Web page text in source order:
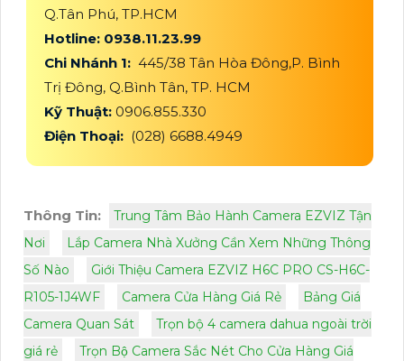
Q.Tân Phú, TP.HCM
Hotline: 0938.11.23.99
Chi Nhánh 1: 445/38 Tân Hòa Đông,P. Bình
Trị Đông, Q.Bình Tân, TP. HCM
Kỹ Thuật: 0906.855.330
Điện Thoại: (028) 6688.4949
Thông Tin:
Trung Tâm Bảo Hành Camera EZVIZ Tận
Nơi
Lắp Camera Nhà Xưởng Cần Xem Những Thông
Số Nào
Giới Thiệu Camera EZVIZ H6C PRO CS-H6C-
R105-1J4WF
Camera Cửa Hàng Giá Rẻ
Bảng Giá
Camera Quan Sát
Trọn bộ 4 camera dahua ngoài trời
giá rẻ
Trọn Bộ Camera Sắc Nét Cho Cửa Hàng Giá